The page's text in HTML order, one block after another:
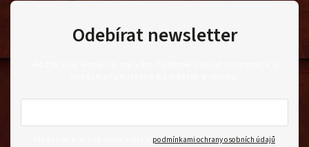
Odebírat newsletter
podmínkami ochrany osobních údajů